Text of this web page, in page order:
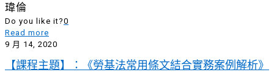
瑋倫
Do you like it?0
Read more
9 月 14, 2020
【課程主題】：《勞基法常用條文結合實務案例解析》